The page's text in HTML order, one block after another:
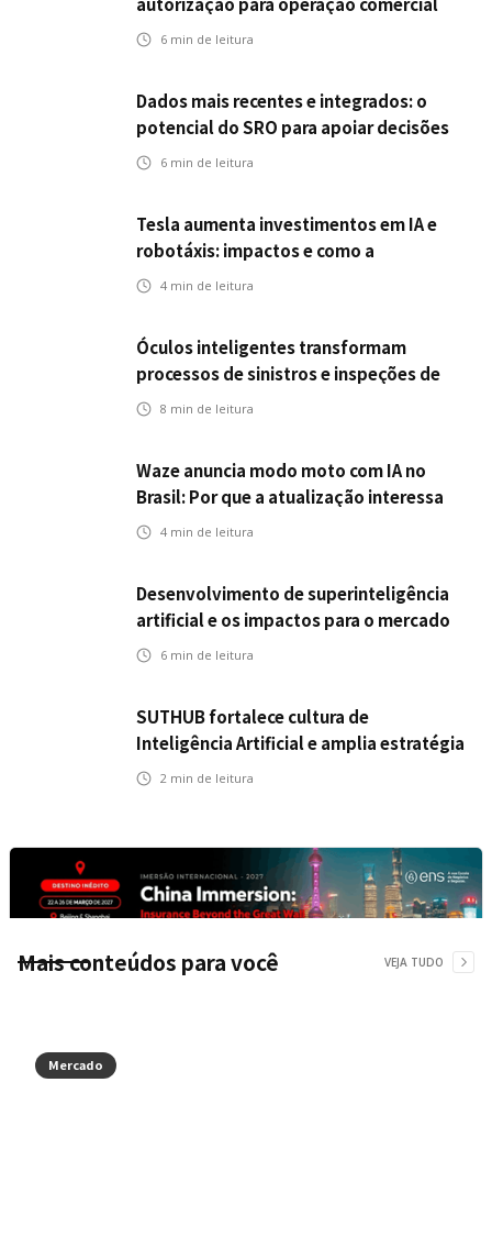
nos EUA: como a circulação desses
6 min de leitura
Dados mais recentes e integrados: o
potencial do SRO para apoiar decisões
nas seguradoras
6 min de leitura
Tesla aumenta investimentos em IA e
robotáxis: impactos e como a
mobilidade autônoma transforma o
4 min de leitura
Óculos inteligentes transformam
processos de sinistros e inspeções de
seguros
8 min de leitura
Waze anuncia modo moto com IA no
Brasil: Por que a atualização interessa
ao mercado segurador?
4 min de leitura
Desenvolvimento de superinteligência
artificial e os impactos para o mercado
de seguros
6 min de leitura
SUTHUB fortalece cultura de
Inteligência Artificial e amplia estratégia
para toda a organização
2 min de leitura
Mais conteúdos para você VEJA TUDO
Mercado